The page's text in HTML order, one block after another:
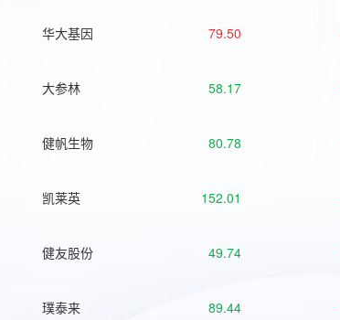
华大基因 79.50
大参林 58.17
健帆生物 80.78
凯莱英 152.01
健友股份 49.74
璞泰来 89.44